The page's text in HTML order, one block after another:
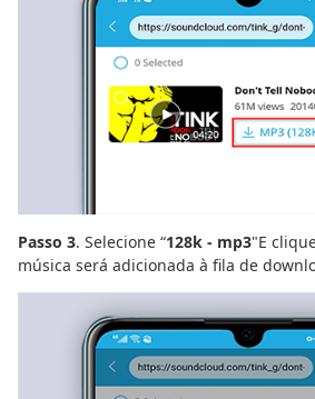
Passo 3. Selecione “128k - mp3"E
música será adicionada à fila de